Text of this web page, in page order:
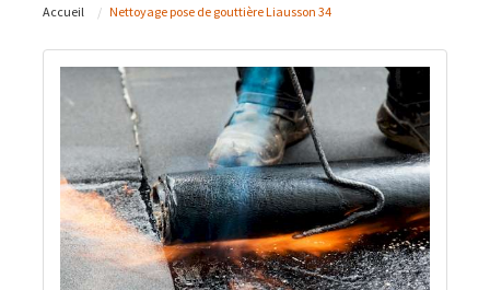
Accueil Nettoyage pose de gouttière Liausson 34